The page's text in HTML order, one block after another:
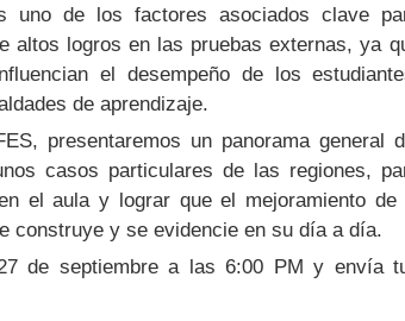
uno de los factores asociados clave
altos logros en las pruebas externas, ya
el desempeño de los
de aprendizaje.
presentaremos un panorama general
casos particulares de las regiones,
el aula y lograr que el mejoramiento de
construye y se evidencie en su día a día.
de septiembre a las 6:00 PM y envía